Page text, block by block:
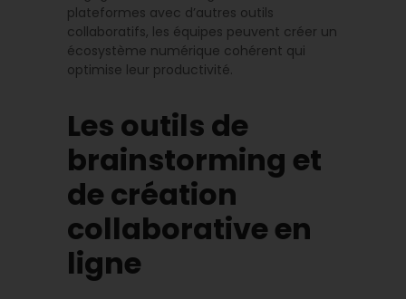
plateformes avec d’autres outils
collaboratifs, les équipes peuvent créer un
écosystème numérique cohérent qui
optimise leur productivité.
Les outils de
brainstorming et
de création
collaborative en
ligne